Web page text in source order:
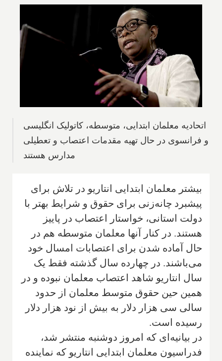
اتحادیه معلمان ابتدایی، متوسطه، کاتولیک انگلیسی
و فرانسوی در حال تهیه مقدمات اعتصاب و تعطیلی
مدارس هستند
بیشتر معلمان ابتدایی انتاریو در تلاش برای
پیشبرد چانه‌زنی برای حقوق و شرایط بهتر با
دولت استانی، خواستار اعتصاب در پاییز
هستند. در کنار آنها معلمان متوسطه هم در
حال آماده شدن برای اعتصابات امسال خود
می‌باشند. در چهارده سال گذشته فقط یک
سال انتاریو شاهد اعتصاب معلمان نبوده و در
همین حین حقوق متوسط معلمان از حدود
سالی سی هزار دلار به بیش از نود هزار دلار
رسیده است.
در بیانیه‌ای که امروز دوشنبه منتشر شد،
فدراسیون معلمان ابتدایی انتاریو که نماینده